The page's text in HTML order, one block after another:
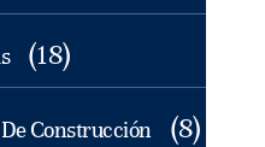
(18)
Construcción (8)